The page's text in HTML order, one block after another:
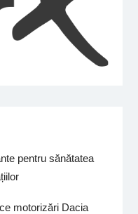
pentru sănătatea
motorizări Dacia